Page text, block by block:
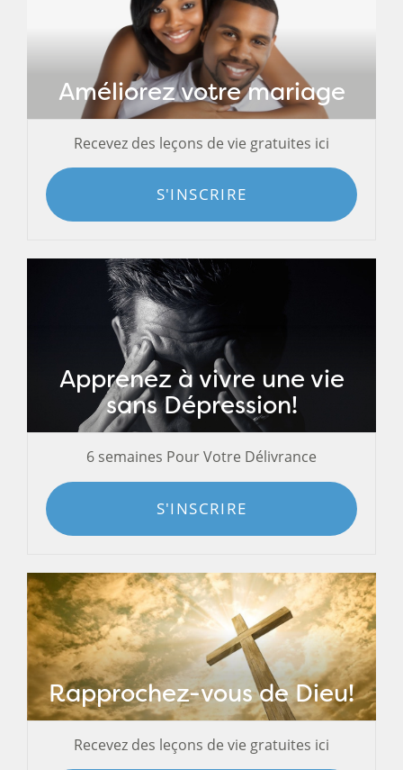
Améliorez votre mariage
Recevez des leçons de vie gratuites ici
S'INSCRIRE
Apprenez à vivre une vie
sans Dépression!
6 semaines Pour Votre Délivrance
S'INSCRIRE
Rapprochez-vous de Dieu!
Recevez des leçons de vie gratuites ici